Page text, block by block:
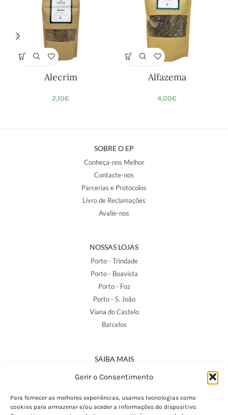
Gerir o Consentimento
Para fornecer as melhores experiências, usamos tecnologias como
cookies para armazenar e/ou aceder a informações do dispositivo.
Alecrim
2,10€
Alfazema
4,00€
SOBRE O EP
Conheça-nos Melhor
Contacte-nos
Parcerias e Protocolos
Livro de Reclamações
Avalie-nos
NOSSAS LOJAS
Porto - Trindade
Porto - Boavista
Porto - Foz
Porto - S. João
Viana do Castelo
Barcelos
SAIBA MAIS
Política de Privacidade
Termos e Condições
Perguntas Frequentes